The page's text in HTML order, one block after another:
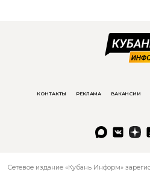
КОНТАКТЫ РЕКЛАМА ВАКАНСИИ
Сетевое издание «Кубань Информ»